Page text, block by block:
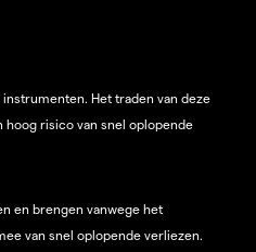
Het traden van deze
risico van snel oplopende
en brengen vanwege het
van snel oplopende verliezen.